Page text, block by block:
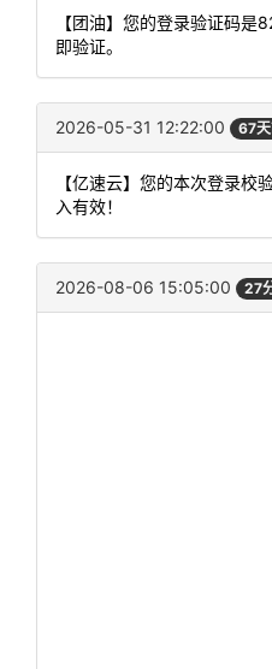
【团油】您的登录验证码是
即验证。
2026-05-31 12:22:00 67
【亿速云】您的本次登录
入有效！
2026-08-06 15:05:00 27